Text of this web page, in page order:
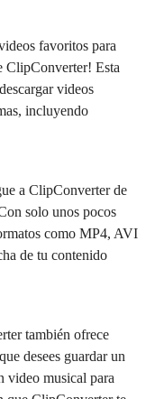
favoritos para
ClipConverter! Esta
videos
incluyendo
a ClipConverter de
solo unos pocos
como MP4, AVI
de tu contenido
también ofrece
desees guardar un
video musical para